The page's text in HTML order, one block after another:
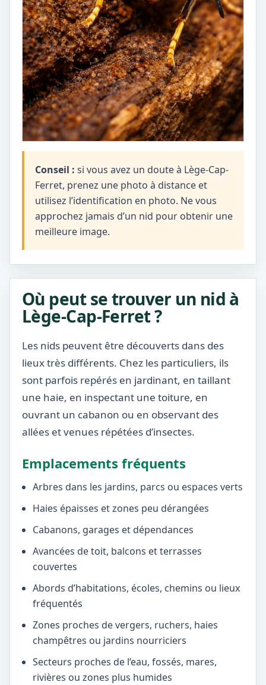
Conseil : si vous avez un doute à Lège-Cap-
Ferret, prenez une photo à distance et
utilisez l’identification en photo. Ne vous
approchez jamais d’un nid pour obtenir une
meilleure image.
Où peut se trouver un nid à
Lège-Cap-Ferret ?
Les nids peuvent être découverts dans des
lieux très différents. Chez les particuliers, ils
sont parfois repérés en jardinant, en taillant
une haie, en inspectant une toiture, en
ouvrant un cabanon ou en observant des
allées et venues répétées d’insectes.
Emplacements fréquents
Arbres dans les jardins, parcs ou espaces verts
Haies épaisses et zones peu dérangées
Cabanons, garages et dépendances
Avancées de toit, balcons et terrasses
couvertes
Abords d’habitations, écoles, chemins ou lieux
fréquentés
Zones proches de vergers, ruchers, haies
champêtres ou jardins nourriciers
Secteurs proches de l’eau, fossés, mares,
rivières ou zones plus humides